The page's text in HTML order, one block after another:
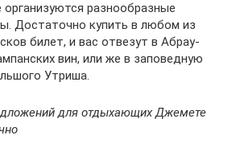
разнообразные
Достаточно купить в любом из
билет, и вас отвезут в Абрау-
вин, или же в заповедную
Утриша.
для отдыхающих Джемете